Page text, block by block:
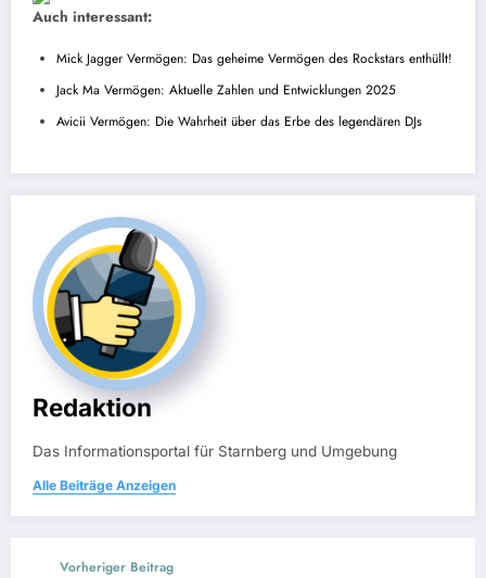
Auch interessant:
Mick Jagger Vermögen: Das geheime Vermögen des Rockstars enthüllt!
Jack Ma Vermögen: Aktuelle Zahlen und Entwicklungen 2025
Avicii Vermögen: Die Wahrheit über das Erbe des legendären DJs
Redaktion
Das Informationsportal für Starnberg und Umgebung
Alle Beiträge Anzeigen
Vorheriger Beitrag